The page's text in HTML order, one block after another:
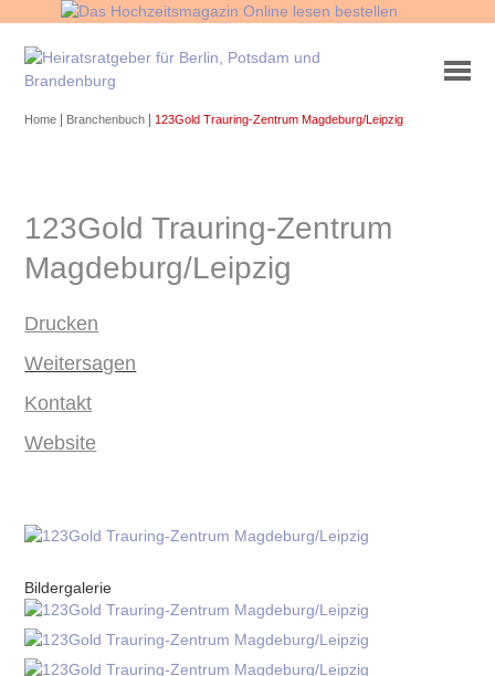
Home Branchenbuch |123Gold Trauring-Zentrum Magdeburg/Leipzig
123Gold Trauring-Zentrum
Magdeburg/Leipzig
Drucken
Weitersagen
Kontakt
Website
Bildergalerie